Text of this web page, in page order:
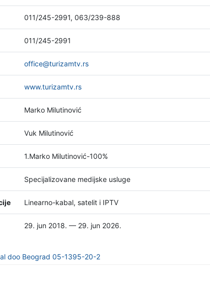
011/245-2991, 063/239-888
011/245-2991
office@turizamtv.rs
www.turizamtv.rs
Marko Milutinović
Vuk Milutinović
1.Marko Milutinović-100%
Specijalizovane medijske usluge
Linearno-kabal, satelit i IPTV
29. jun 2018. — 29. jun 2026.
doo Beograd 05-1395-20-2